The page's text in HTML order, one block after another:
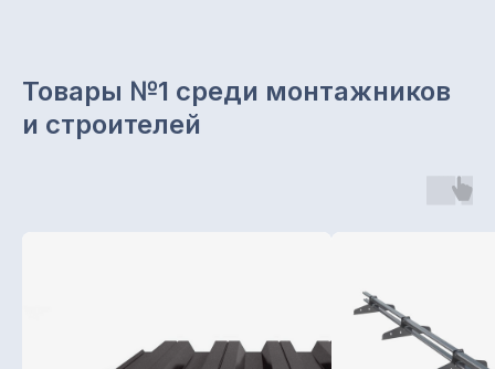
Товары №1 среди монтажников
и строителей
Наш офис: